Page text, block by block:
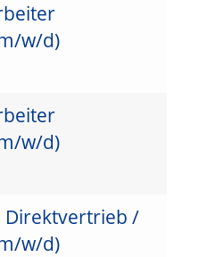
w/d)
w/d)
/
w/d)